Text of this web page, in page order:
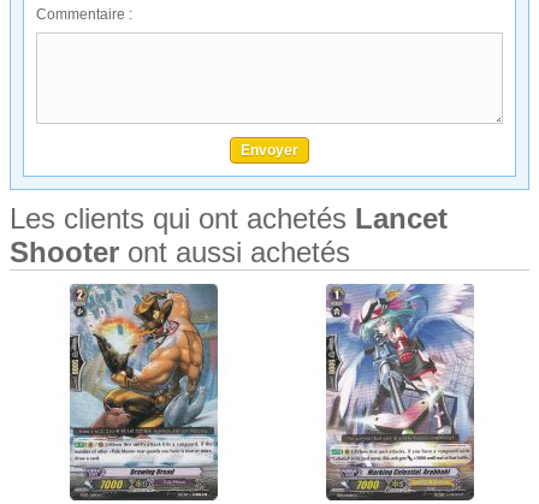
Commentaire :
Les clients qui ont achetés Lancet
Shooter ont aussi achetés